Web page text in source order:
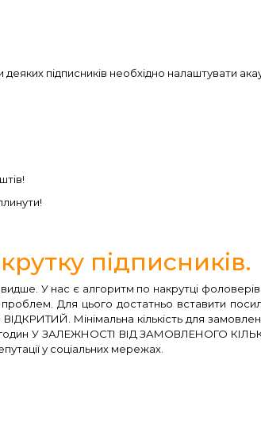
підписників необхідно налаштувати
підписників.
У нас є алгоритм по накрутці
проблем. Для цього достатньо вставити
Мінімальна кількість для
У ЗАЛЕЖНОСТІ ВІД ЗАМОВЛЕНОГО
у соціальних мережах.